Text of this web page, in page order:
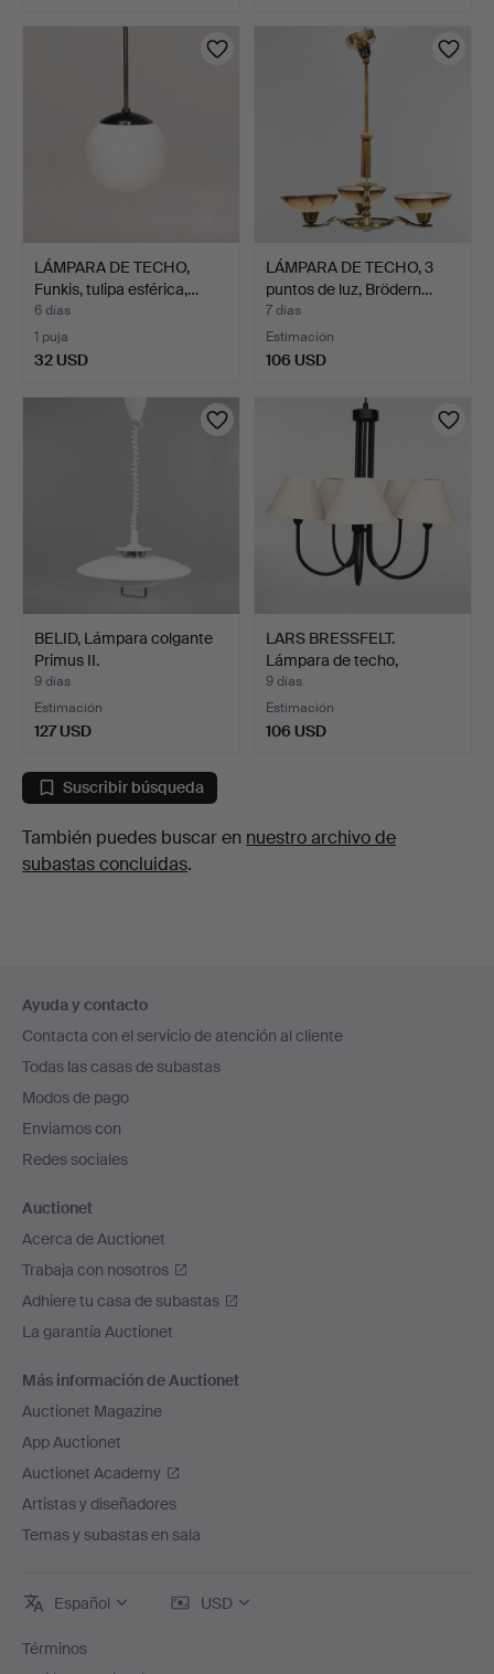
LÁMPARA DE TECHO,
Funkis, tulipa esférica,…
6 días
1 puja
32 USD
LÁMPARA DE TECHO, 3
puntos de luz, Brödern…
7 días
Estimación
106 USD
BELID, Lámpara colgante
Primus II.
9 días
Estimación
127 USD
LARS BRESSFELT.
Lámpara de techo,
segunda …
9 días
Estimación
106 USD
Suscribir búsqueda
También puedes buscar en nuestro archivo de
subastas concluidas.
en
el
pie
de
página
Ayuda y contacto
Contacta con el servicio de atención al cliente
Todas las casas de subastas
Modos de pago
Enviamos con
Redes sociales
Auctionet
Acerca de Auctionet
Trabaja con nosotros
Adhiere tu casa de subastas
La garantía Auctionet
Más información de Auctionet
Auctionet Magazine
App Auctionet
Auctionet Academy
Artistas y diseñadores
Temas y subastas en sala
Español USD
Términos